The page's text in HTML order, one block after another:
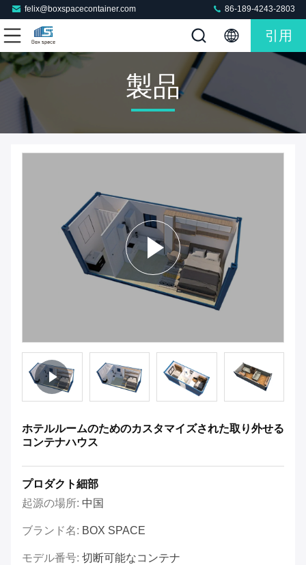
felix@boxspacecontainer.com 86-189-4243-2803
引用
製品
ホテルルームのためのカスタマイズされた取り外せる
コンテナハウス
プロダクト細部
起源の場所: 中国
ブランド名: BOX SPACE
モデル番号: 切断可能なコンテナ